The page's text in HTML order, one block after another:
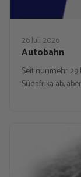
26 Juli 2026
Autobahn
Seit nunmehr
Südafrika ab,